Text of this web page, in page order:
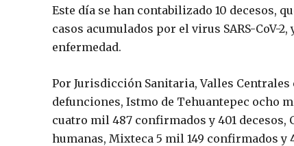
Este día se han contabilizado 10 decesos,
casos acumulados por el virus SARS-CoV-
enfermedad.
Por Jurisdicción Sanitaria, Valles
defunciones, Istmo de Tehuantepec ocho
cuatro mil 487 confirmados y 401
humanas, Mixteca 5 mil 149 confirmados y